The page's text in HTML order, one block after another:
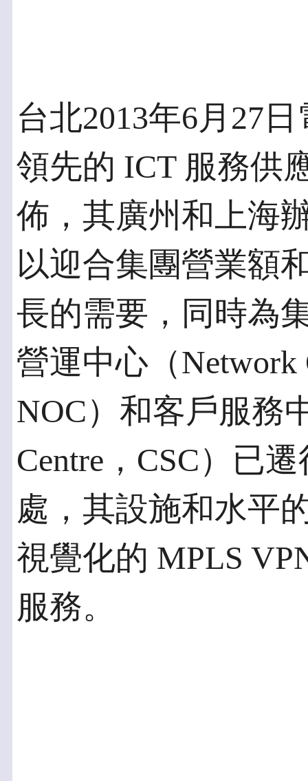
台北2013年6月27
領先的 ICT 服務供
佈，其廣州和上海
以迎合集團營業額
長的需要，同時為
營運中心（Network
NOC）和客戶服務
Centre，CSC）已
處，其設施和水平
視覺化的 MPLS
服務。